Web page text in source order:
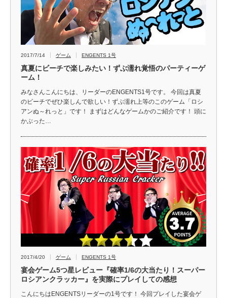
2017/7/14 ゲーム ENGENTS 1号
真夏にビーチで楽しみたい！ずぶ濡れ覚悟のパーティーゲ
ーム！
みなさんこんにちは、リーダーのENGENTS1号です。 今回は真夏
のビーチでぜひ楽しんで欲しい！ずぶ濡れ上等のこのゲーム「ロシ
アンぬ～れっと」です！ まずはどんなゲームかのご紹介です！ 頭に
かぶった…
2017/4/20 ゲーム ENGENTS 1号
宴会ゲーム5つ星レビュー『確率1/6の大当たり！スーパー
ロシアンクラッカー』を実際にプレイしての感想
こんにちはENGENTSリーダーの1号です！ 今回プレイした宴会ゲ